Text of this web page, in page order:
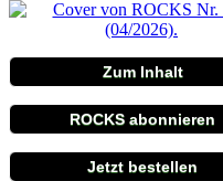
Zum Inhalt
ROCKS abonnieren
Jetzt bestellen